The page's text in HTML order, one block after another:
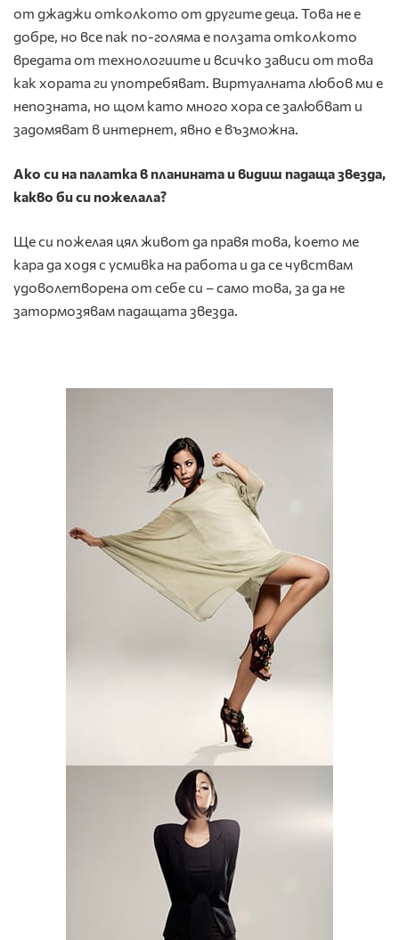
от джаджи отколкото от другите деца. Това не е
добре, но все пак по-голяма е ползата отколкото
вредата от технологиите и всичко зависи от това
как хората ги употребяват. Виртуалната любов ми е
непозната, но щом като много хора се залюбват и
задомяват в интернет, явно е възможна.
Ако си на палатка в планината и видиш падаща звезда,
какво би си пожелала?
Ще си пожелая цял живот да правя това, което ме
кара да ходя с усмивка на работа и да се чувствам
удоволетворена от себе си – само това, за да не
затормозявам падащата звезда.